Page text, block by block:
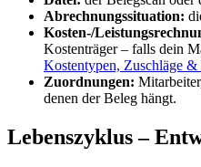
Abrechnungssituation:
Kosten-/
Kostenträger – falls dein
Kostentypen, Zuschläge
Zuordnungen:
denen der Beleg hängt.
Lebenszyklus –